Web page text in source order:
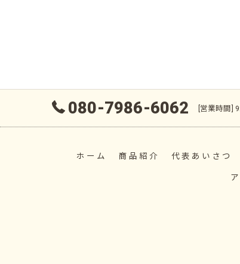
080-7986-6062 [営業時間]
ホーム 商品紹介 代表あいさつ